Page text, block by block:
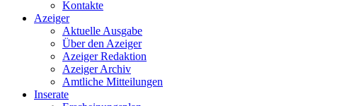
Kontakte
Azeiger
Aktuelle Ausgabe
Über den Azeiger
Azeiger Redaktion
Azeiger Archiv
Amtliche Mitteilungen
Inserate